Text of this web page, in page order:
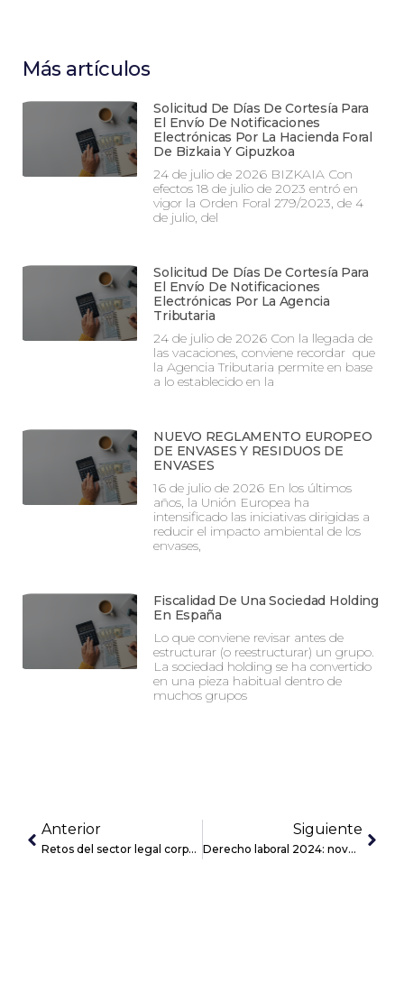
Más artículos
Solicitud De Días De Cortesía Para
El Envío De Notificaciones
Electrónicas Por La Hacienda Foral
De Bizkaia Y Gipuzkoa
24 de julio de 2026 BIZKAIA Con
efectos 18 de julio de 2023 entró en
vigor la Orden Foral 279/2023, de 4
de julio, del
Solicitud De Días De Cortesía Para
El Envío De Notificaciones
Electrónicas Por La Agencia
Tributaria
24 de julio de 2026 Con la llegada de
las vacaciones, conviene recordar que
la Agencia Tributaria permite en base
a lo establecido en la
NUEVO REGLAMENTO EUROPEO
DE ENVASES Y RESIDUOS DE
ENVASES
16 de julio de 2026 En los últimos
años, la Unión Europea ha
intensificado las iniciativas dirigidas a
reducir el impacto ambiental de los
envases,
Fiscalidad De Una Sociedad Holding
En España
Lo que conviene revisar antes de
estructurar (o reestructurar) un grupo.
La sociedad holding se ha convertido
en una pieza habitual dentro de
muchos grupos
Anterior
Retos del sector legal corporativo para 2024
Siguiente
Derecho laboral 2024: novedades para las empresas